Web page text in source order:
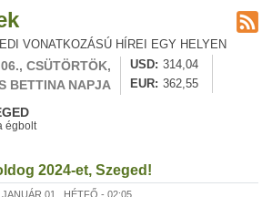
VONATKOZÁSÚ HÍREI EGY HELYEN
CSÜTÖRTÖK,
BETTINA NAPJA
USD
314,04
EUR
362,55
égbolt
2024-et, Szeged!
JANUÁR 01., HÉTFŐ - 02:05